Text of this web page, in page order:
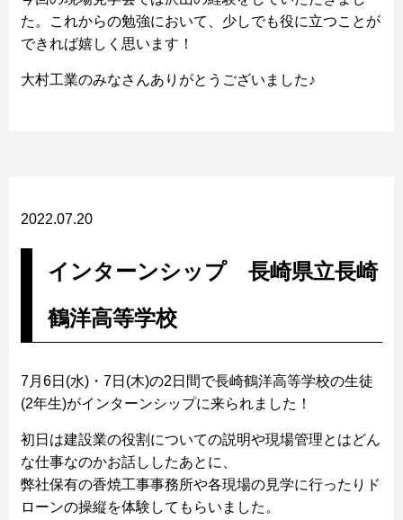
た。これからの勉強において、少しでも役に立つことが
できれば嬉しく思います！
大村工業のみなさんありがとうございました♪
2022.07.20
インターンシップ 長崎県立長崎
鶴洋高等学校
7月6日(水)・7日(木)の2日間で長崎鶴洋高等学校の生徒
(2年生)がインターンシップに来られました！
初日は建設業の役割についての説明や現場管理とはどん
な仕事なのかお話ししたあとに、
弊社保有の香焼工事事務所や各現場の見学に行ったりド
ローンの操縦を体験してもらいました。